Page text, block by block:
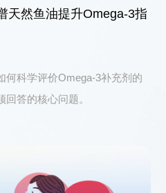
天然鱼油提升Omega-3指
何科学评价Omega-3补充剂的
答的核心问题。